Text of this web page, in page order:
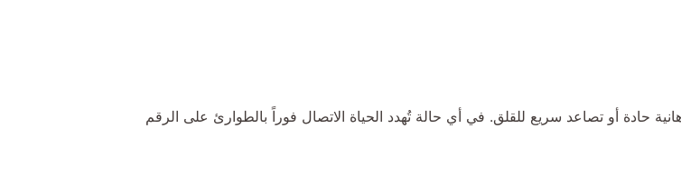
حادة أو تصاعد سريع للقلق. في أي حالة تُهدد الحياة الاتصال فوراً بالطوارئ على الرقم